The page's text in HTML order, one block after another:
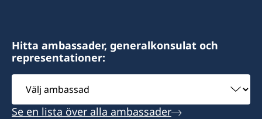
Hitta ambassader, generalkonsulat och
representationer:
Välj
ambassad
Se en lista över alla ambassader